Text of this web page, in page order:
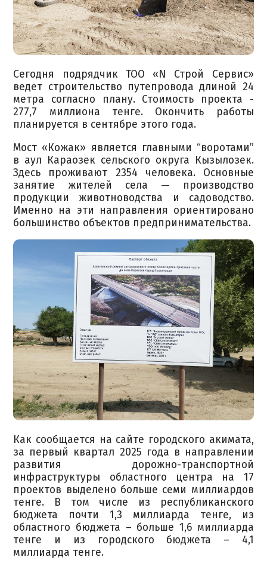
Сегодня подрядчик ТОО «N Строй Сервис»
ведет строительство путепровода длиной 24
метра согласно плану. Стоимость проекта -
277,7 миллиона тенге. Окончить работы
планируется в сентябре этого года.
Мост «Кожак» является главными “воротами”
в аул Караозек сельского округа Кызылозек.
Здесь проживают 2354 человека. Основные
занятие жителей села — производство
продукции животноводства и садоводство.
Именно на эти направления ориентировано
большинство объектов предпринимательства.
Как сообщается на сайте городского акимата,
за первый квартал 2025 года в направлении
развития дорожно-транспортной
инфраструктуры областного центра на 17
проектов выделено больше семи миллиардов
тенге. В том числе из республиканского
бюджета почти 1,3 миллиарда тенге, из
областного бюджета – больше 1,6 миллиарда
тенге и из городского бюджета – 4,1
миллиарда тенге.